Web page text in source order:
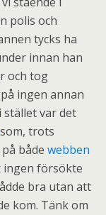
polis och
tycks ha
innan han
och tog
ingen annan
stället var det
som, trots
både webben
ingen försökte
bra utan att
kom. Tänk om